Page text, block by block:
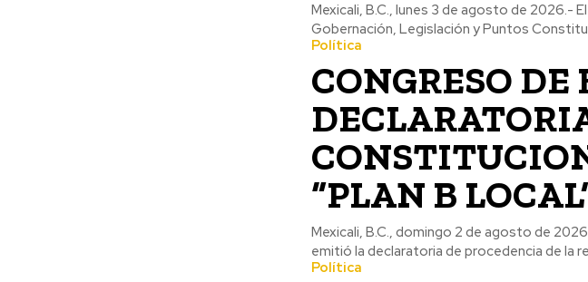
Mexicali, B.C., lunes 3 de agosto de 2026.-
Gobernación, Legislación y Puntos
Política
CONGRESO DE
“PLAN B
Mexicali, B.C., domingo 2 de agosto de
emitió la declaratoria de procedencia de la
Política